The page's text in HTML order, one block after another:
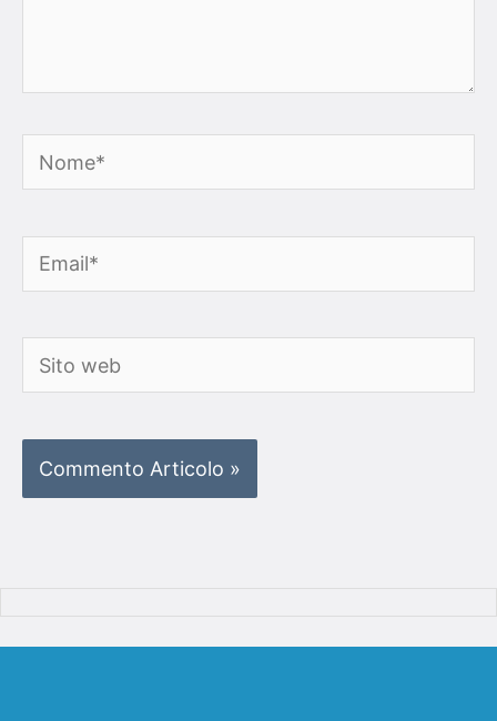
Nome*
Email*
Sito
web